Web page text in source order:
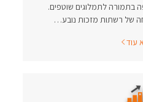
בתמורה לתמלוגים שוטפים.
של רשתות מזכות נובע…
עוד